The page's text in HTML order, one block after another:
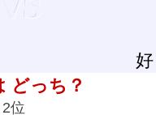
どっち？
位